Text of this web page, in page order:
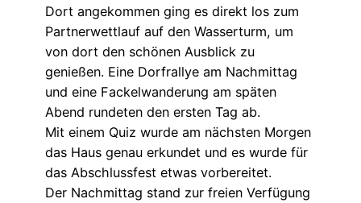
Dort angekommen ging es direkt los zum
Partnerwettlauf auf den Wasserturm, um
von dort den schönen Ausblick zu
genießen. Eine Dorfrallye am Nachmittag
und eine Fackelwanderung am späten
Abend rundeten den ersten Tag ab.
Mit einem Quiz wurde am nächsten Morgen
das Haus genau erkundet und es wurde für
das Abschlussfest etwas vorbereitet.
Der Nachmittag stand zur freien Verfügung